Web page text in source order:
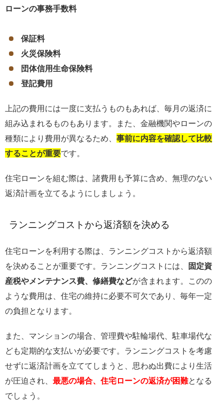
ローンの事務手数料
保証料
火災保険料
団体信用生命保険料
登記費用
上記の費用には一度に支払うものもあれば、毎月の返済に
組み込まれるものもあります。また、金融機関やローンの
種類により費用が異なるため、 事前に内容を確認して比較
することが重要です。
住宅ローンを組む際は、諸費用も予算に含め、無理のない
返済計画を立てるようにしましょう。
ランニングコストから返済額を決める
住宅ローンを利用する際は、ランニングコストから返済額
を決めることが重要です。ランニングコストには、
固定資
産税やメンテナンス費、修繕費などが含まれます。このの
ような費用は、住宅の維持に必要不可欠であり、毎年一定
の負担となります。
また、マンションの場合、管理費や駐輪場代、駐車場代な
ども定期的な支払いが必要です。ランニングコストを考慮
せずに返済計画を立ててしまうと、思わぬ出費により生活
が圧迫され、 最悪の場合、住宅ローンの返済が困難となる
でしょう。